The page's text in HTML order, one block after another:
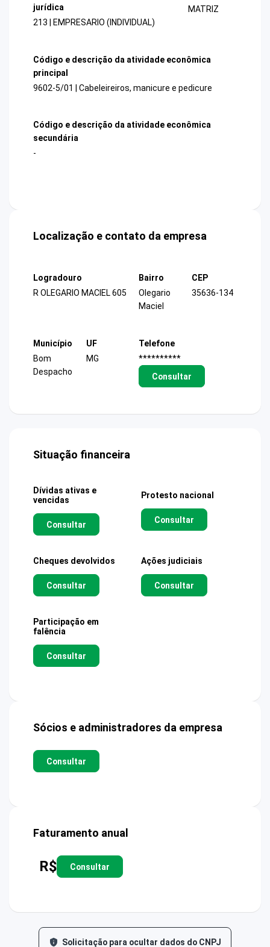
jurídica
213 | EMPRESARIO (INDIVIDUAL)
MATRIZ
Código e descrição da atividade econômica
principal
9602-5/01 | Cabeleireiros, manicure e pedicure
Código e descrição da atividade econômica
secundária
-
Localização e contato da empresa
Logradouro
R OLEGARIO MACIEL 605
Bairro
Olegario
Maciel
CEP
35636-134
Município
Bom
Despacho
UF
MG
Telefone
**********
Consultar
Situação financeira
Dívidas ativas e
vencidas
Consultar
Protesto nacional
Consultar
Cheques devolvidos
Consultar
Ações judiciais
Consultar
Participação em
falência
Consultar
Sócios e administradores da empresa
Consultar
Faturamento anual
R$ Consultar
Solicitação para ocultar dados do CNPJ